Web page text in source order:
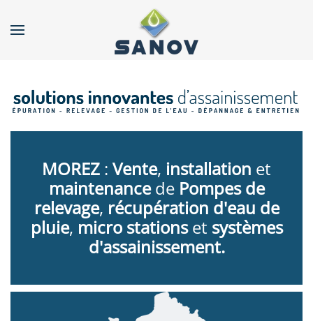
Accéder au contenu principal
MOREZ : Vente, installation et
maintenancede Pompes de
relevage, récupération d'eau de
pluie, micro stationset systèmes
d'assainissement.